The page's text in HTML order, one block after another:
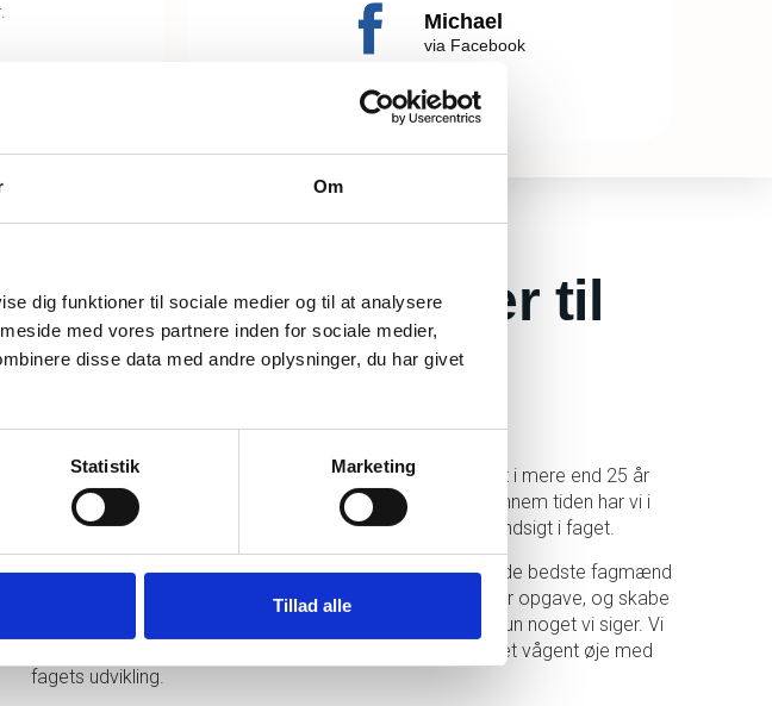
Om
dig funktioner til sociale medier og til at analysere
med vores partnere inden for sociale medier,
disse data med andre oplysninger, du har givet
Statistik Marketing
Tillad alle
Michael
via Facebook
Den rette elektriker til
den rette opgave
Som tidligere nævnt har vi hos Trebbien Electrics arbejdet i mere end 25 år
som elektriker i Ishøj og resten af Storkøbenhavn. Og gennem tiden har vi i
vores assistance til danskerne opbygget en unik og dyb indsigt i faget.
Ligeledes har vi haft stor fokus på at ansætte og udvikle de bedste fagmænd
i faget. Dette har sikret os, at vi har kunne varetage enhver opgave, og skabe
de bedste og mest holdbare løsninger. Og dette er ikke kun noget vi siger. Vi
har i løbet af vores mange år som elektriker i Ishøj holdt et vågent øje med
fagets udvikling.